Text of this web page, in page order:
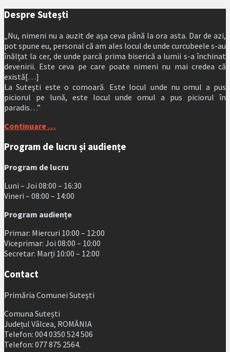
Despre Sutești
„Nu, nimeni nu a auzit de aşa ceva până la ora asta. Dar de azi,
pot spune eu, personal că am ales locul de unde curcubeele s-au
înălţat la cer, de unde parcă prima biserică a lumii s-a închinat
devenirii. Este ceva pe care poate nimeni nu mai credea că
există[…]
La Suteşti este o comoară. Este locul unde nu omul a pus
piciorul pe lună, este locul unde omul a pus piciorul în
paradis…”
Continuare …
Program de lucru și audiențe
Program de lucru
Luni – Joi 08:00 – 16:30
Vineri – 08:00 – 14:00
Program audiențe
Primar: Miercuri 10:00 – 12:00
Viceprimar: Joi 08:00 – 10:00
Secretar: Marți 10:00 – 12:00
Contact
Primăria Comunei Sutești
Comuna Sutești
Județul Vâlcea, ROMÂNIA
Telefon: 004 0350 524 506
Telefon: 077 875 2564.